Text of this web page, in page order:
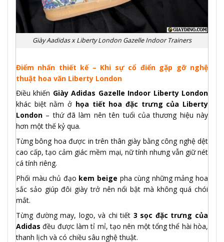
Giày Aadidas x Liberty London Gazelle Indoor Trainers
Điểm nhấn thiết kế – Khi sự cổ điển gặp gỡ nghệ
thuật hoa văn Liberty London
Điều khiến Giày Adidas Gazelle Indoor Liberty London
khác biệt nằm ở họa tiết hoa đặc trưng của Liberty
London – thứ đã làm nên tên tuổi của thương hiệu này
hơn một thế kỷ qua.
Từng bông hoa được in trên thân giày bằng công nghệ dệt
cao cấp, tạo cảm giác mềm mại, nữ tính nhưng vẫn giữ nét
cá tính riêng.
Phối màu chủ đạo kem beige pha cùng những mảng hoa
sắc sảo giúp đôi giày trở nên nổi bật mà không quá chói
mắt.
Từng đường may, logo, và chi tiết 3 sọc đặc trưng của
Adidas đều được làm tỉ mỉ, tạo nên một tổng thể hài hòa,
thanh lịch và có chiều sâu nghệ thuật.